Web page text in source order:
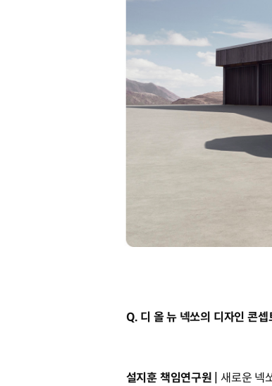
Q. 디 올 뉴 넥쏘의 디자인 콘
설지훈 책임연구원 | 새로운 넥